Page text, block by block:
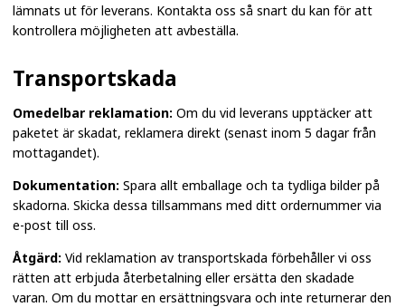
lämnats ut för leverans. Kontakta oss så snart du kan för att
kontrollera möjligheten att avbeställa.
Transportskada
Omedelbar reklamation: Om du vid leverans upptäcker att
paketet är skadat, reklamera direkt (senast inom 5 dagar från
mottagandet).
Dokumentation: Spara allt emballage och ta tydliga bilder på
skadorna. Skicka dessa tillsammans med ditt ordernummer via
e-post till oss.
Åtgärd: Vid reklamation av transportskada förbehåller vi oss
rätten att erbjuda återbetalning eller ersätta den skadade
varan. Om du mottar en ersättningsvara och inte returnerar den